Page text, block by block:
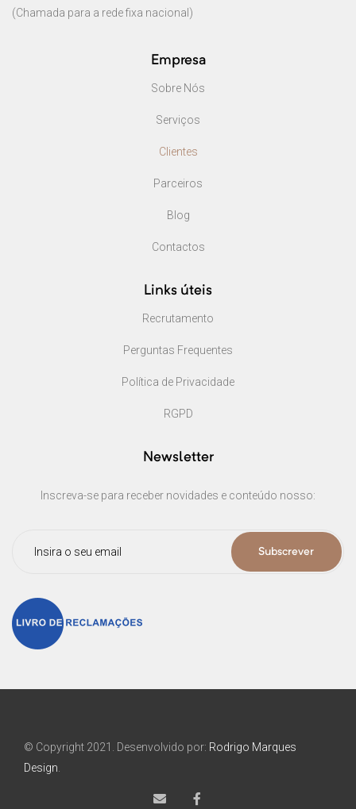
(Chamada para a rede fixa nacional)
Empresa
Sobre Nós
Serviços
Clientes
Parceiros
Blog
Contactos
Links úteis
Recrutamento
Perguntas Frequentes
Política de Privacidade
RGPD
Newsletter
Inscreva-se para receber novidades e conteúdo nosso:
Subscrever
© Copyright 2021. Desenvolvido por: Rodrigo Marques
Design